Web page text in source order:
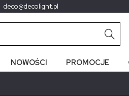
deco@decolight.pl
NOWOŚCI PROMOCJE